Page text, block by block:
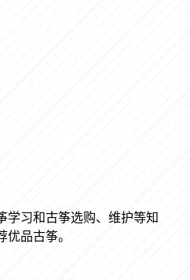
学习和古筝选购、维护等知
品古筝。